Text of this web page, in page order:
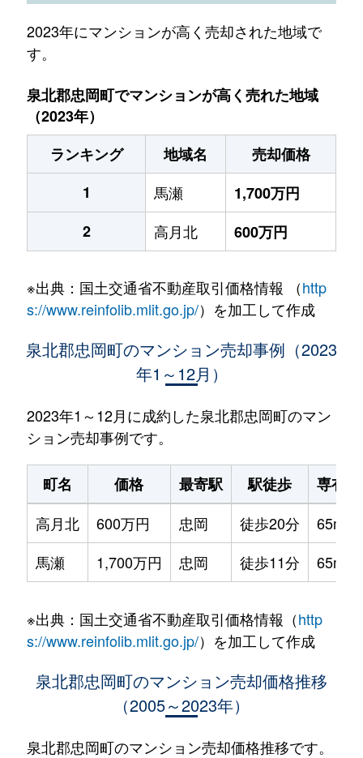
2023年にマンションが高く売却された地域で
す。
泉北郡忠岡町でマンションが高く売れた地域
（2023年）
ランキング
地域名
売却価格
1
馬瀬
1,700万円
2
高月北 600万円
※出典：国土交通省不動産取引価格情報 （http
s://www.reinfolib.mlit.go.jp/）を加工して作成
泉北郡忠岡町のマンション売却事例（2023
年1～12月）
2023年1～12月に成約した泉北郡忠岡町のマン
ション売却事例です。
町名 価格 最寄駅 駅徒歩
専有
高月北
600万円 忠岡 徒歩20分
65m²
馬瀬
1,700万円 忠岡 徒歩11分 65m²
※出典：国土交通省不動産取引価格情報（http
s://www.reinfolib.mlit.go.jp/）を加工して作成
泉北郡忠岡町のマンション売却価格推移
（2005～2023年）
泉北郡忠岡町のマンション売却価格推移です。